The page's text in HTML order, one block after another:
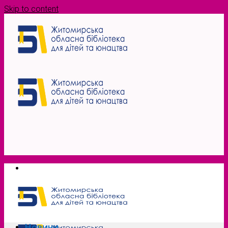
Skip to content